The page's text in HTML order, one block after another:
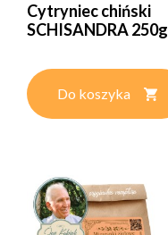
Cytryniec chiński
SCHISANDRA 250g
Do koszyka